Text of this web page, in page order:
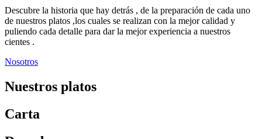
Descubre la historia que hay detrás , de la preparación de cada uno
de nuestros platos ,los cuales se realizan con la mejor calidad y
puliendo cada detalle para dar la mejor experiencia a nuestros
cientes .
Nosotros
Nuestros platos
Carta